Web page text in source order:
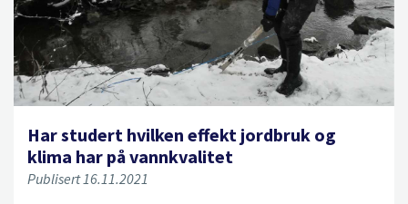
Har studert hvilken effekt jordbruk og
klima har på vannkvalitet
Publisert 16.11.2021